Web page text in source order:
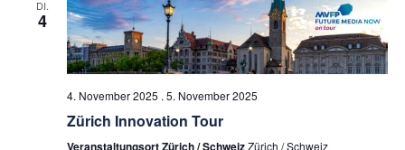
DI.
4
4. November 2025 . 5. November 2025
Zürich Innovation Tour
Veranstaltungsort Zürich / SchweizZürich / Schweiz